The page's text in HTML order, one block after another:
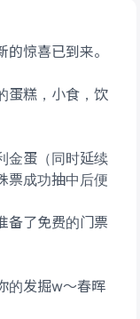
惊喜已到来。
蛋糕，小食，饮
金蛋（同时延续
票成功抽中后便
备了免费的门票
的发掘w～春晖